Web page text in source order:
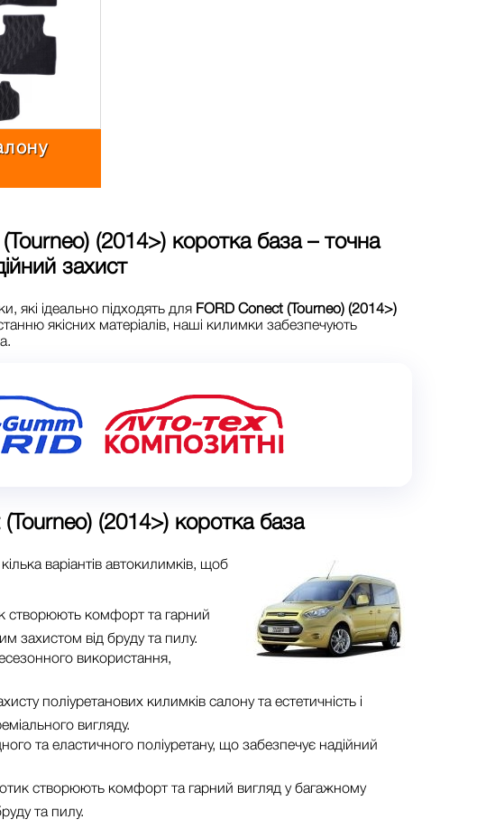
(2014>) коротка база– точна
захист
які ідеально підходять для FORD Conect (Tourneo) (2014>)
якісних матеріалів, наші килимки забезпечують
(2014>) коротка база
варіантів автокилимків, щоб
створюють комфорт та гарний
захистом від бруду та пилу.
використання,
поліуретанових килимків салону та естетичність і
вигляду.
та еластичного поліуретану, що забезпечує надійний
створюють комфорт та гарний вигляд у багажному
та пилу.